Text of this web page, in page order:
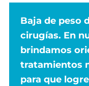
Baja de peso
cirugías. En
brindamos
tratamientos
para que